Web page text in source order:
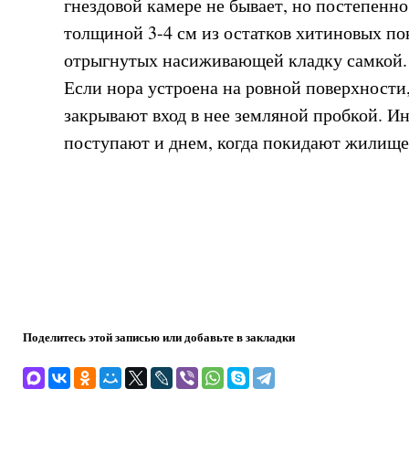
гнездовой камере не бывает, но
толщиной 3-4 см из остатков хитиновых
отрыгнутых насиживающей кладку самкой.
Если нора устроена на ровной
закрывают вход в нее земляной пробкой.
поступают и днем, когда покидают
Поделитесь этой записью или добавьте в закладки